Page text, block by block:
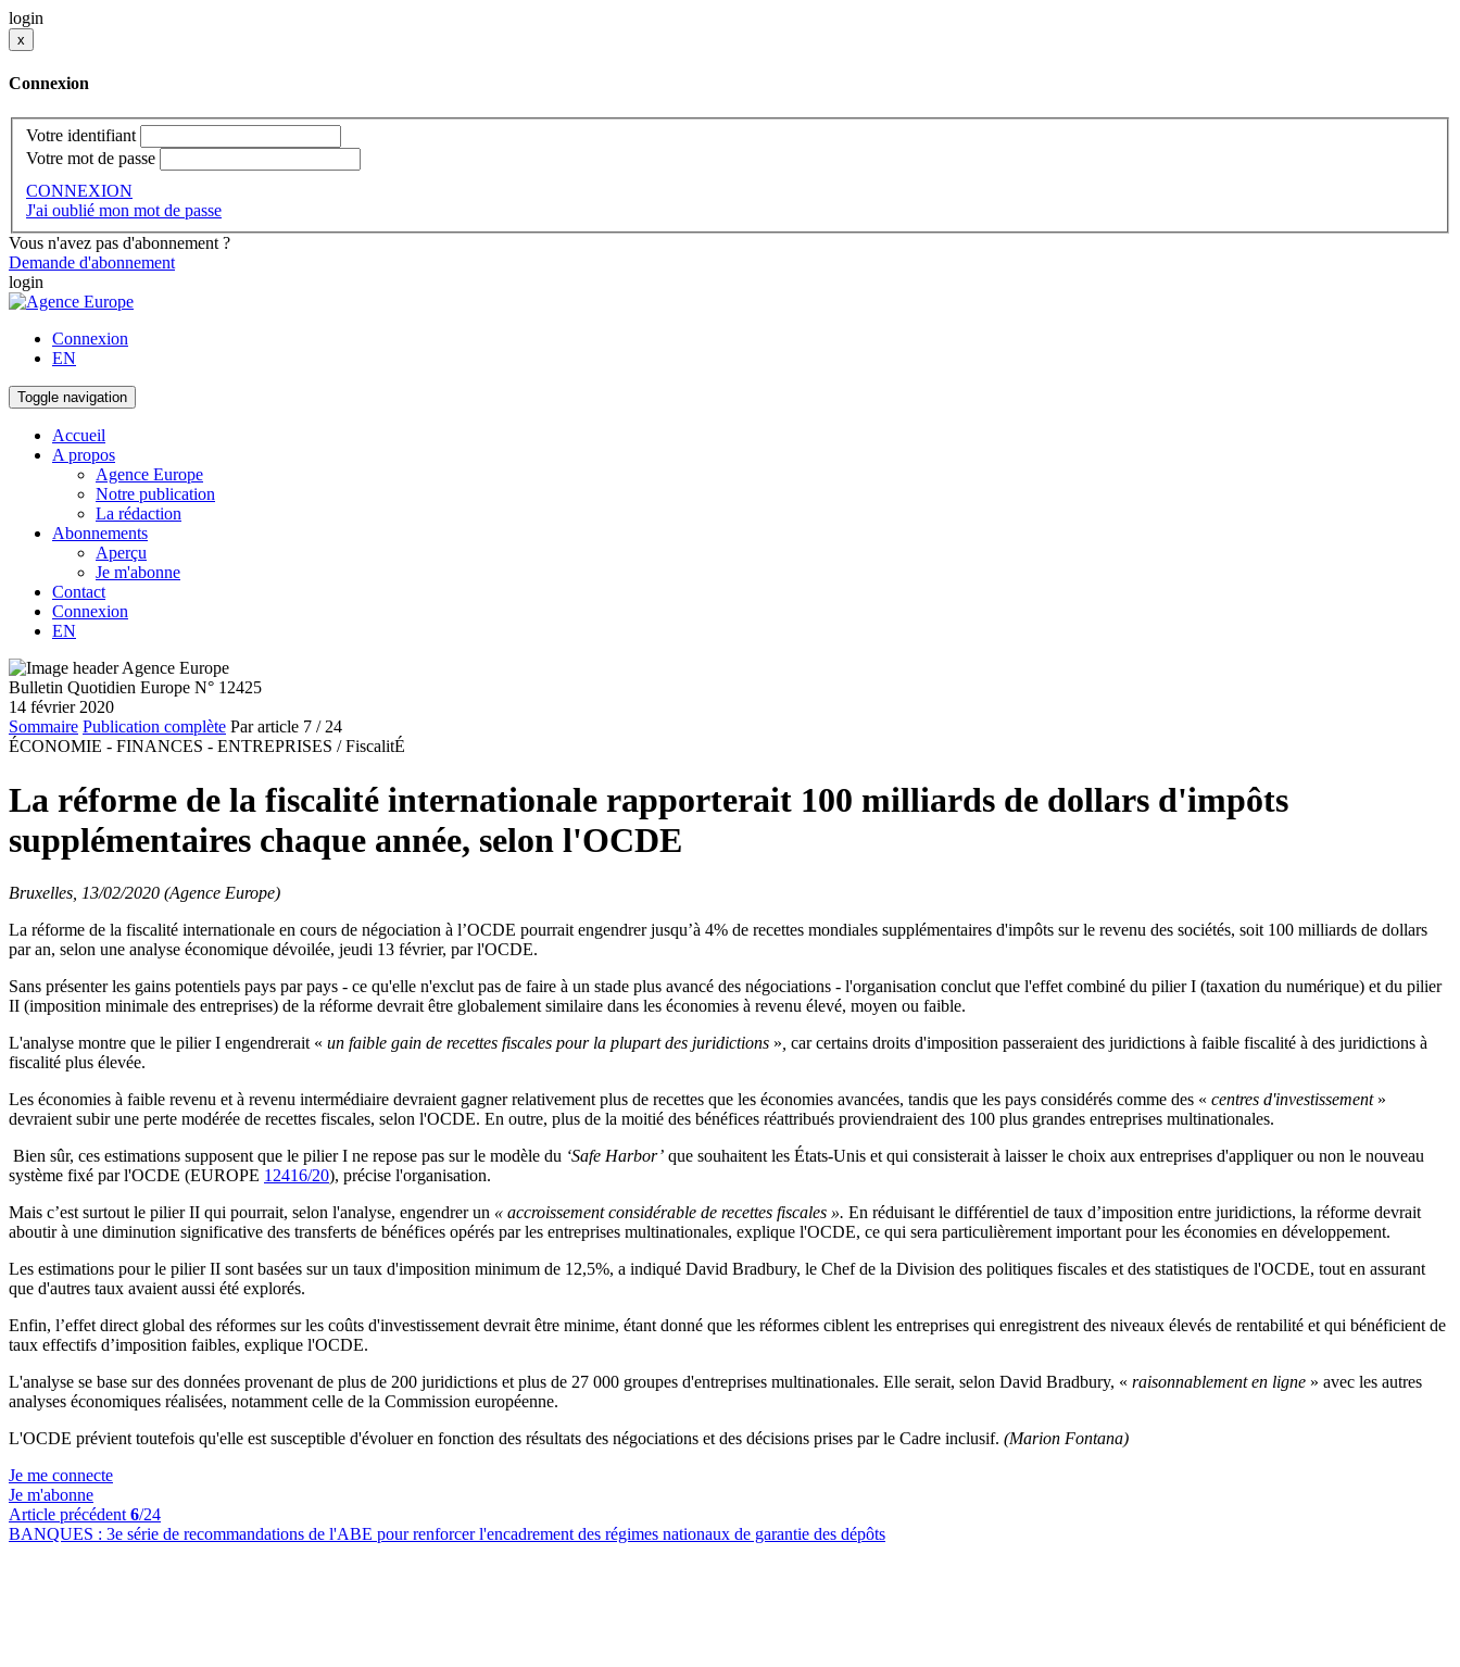
login
x
Connexion
Votre identifiant
Votre mot de passe
CONNEXION
J'ai oublié mon mot de passe
Vous n'avez pas d'abonnement ?
Demande d'abonnement
login
Connexion
EN
Toggle navigation
Accueil
A propos
Agence Europe
Notre publication
La rédaction
Abonnements
Aperçu
Je m'abonne
Contact
Connexion
EN
Bulletin Quotidien Europe N° 12425
14 février 2020
Sommaire Publication complète Par article 7 / 24
ÉCONOMIE - FINANCES - ENTREPRISES / FiscalitÉ
La réforme de la fiscalité internationale rapporterait 100 milliards de dollars d'impôts
supplémentaires chaque année, selon l'OCDE
Bruxelles, 13/02/2020 (Agence Europe)
La réforme de la fiscalité internationale en cours de négociation à l’OCDE pourrait engendrer jusqu’à 4% de recettes mondiales supplémentaires d'impôts sur le revenu des sociétés, soit 100 milliards de dollars
par an, selon une analyse économique dévoilée, jeudi 13 février, par l'OCDE.
Sans présenter les gains potentiels pays par pays - ce qu'elle n'exclut pas de faire à un stade plus avancé des négociations - l'organisation conclut que l'effet combiné du pilier I (taxation du numérique) et du pilier
II (imposition minimale des entreprises) de la réforme devrait être globalement similaire dans les économies à revenu élevé, moyen ou faible.
L'analyse montre que le pilier I engendrerait « un faible gain de recettes fiscales pour la plupart des juridictions » car certains droits d'imposition passeraient des juridictions à faible fiscalité à des juridictions à
fiscalité plus élevée.
Les économies à faible revenu et à revenu intermédiaire devraient gagner relativement plus de recettes que les économies avancées, tandis que les pays considérés comme des « centres d'investissement »
devraient subirune perte modérée de recettes fiscales, selon l'OCDE. En outre, plus de la moitié des bénéfices réattribués proviendraient des 100 plus grandes entreprises multinationales.
Bien sûr, ces estimations supposent que le pilier I ne repose pas sur le modèle du ‘Safe Harbor’ que souhaitent les États-Unis et qui consisterait à laisser le choix aux entreprises d'appliquer ou non le nouveau
système fixé par l'OCDE (EUROPE 12416/20), précise l'organisation.
Mais c’est surtout le pilier II qui pourrait, selon l'analyse, engendrer un « accroissement considérable de recettes fiscales ». En réduisant le différentiel de taux d’imposition entre juridictions, la réforme devrait
aboutir à une diminution significative des transferts de bénéfices opérés par les entreprises multinationales, explique l'OCDE, ce qui sera particulièrement important pour les économies en développement.
Les estimations pour le pilier II sont basées sur un taux d'imposition minimum de 12,5%, a indiqué David Bradbury, le Chef de la Division des politiques fiscales et des statistiques de l'OCDE, tout en assurant
que d'autres taux avaient aussi été explorés.
Enfin, l’effet direct global des réformes sur les coûts d'investissement devrait être minime, étant donné que les réformes ciblent les entreprises qui enregistrent des niveaux élevés de rentabilité et qui bénéficient de
taux effectifs d’imposition faibles, explique l'OCDE.
L'analyse se base sur des données provenant de plus de 200 juridictions et plus de 27 000 groupes d'entreprises multinationales. Elle serait, selon David Bradbury, « raisonnablement en ligne » avec les autres
analyses économiques réalisées, notamment celle de la Commission européenne.
L'OCDE prévient toutefois qu'elle est susceptible d'évoluer en fonction des résultats des négociations et des décisions prises par le Cadre inclusif. (Marion Fontana)
Je me connecte
Je m'abonne
Article précédent 6/24
BANQUES : 3e série de recommandations de l'ABE pour renforcer l'encadrement des régimes nationaux de garantie des dépôts